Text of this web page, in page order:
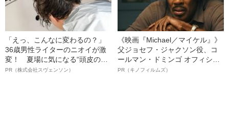
「えっ、こんなに変わるの？」
36歳男性ライターのニオイが激
変！ 夏場に気になる“頭皮のニ
オイ”や“ベタつき”を解消す
PR（株式会社スヴェンソン）
《映画『Michael／マイケル』》
父ジョセフ・ジャクソン役、コ
ールマン・ドミンゴ オフィシャ
ルインタビュー“観客を魅了した
PR（キノフィルムズ）